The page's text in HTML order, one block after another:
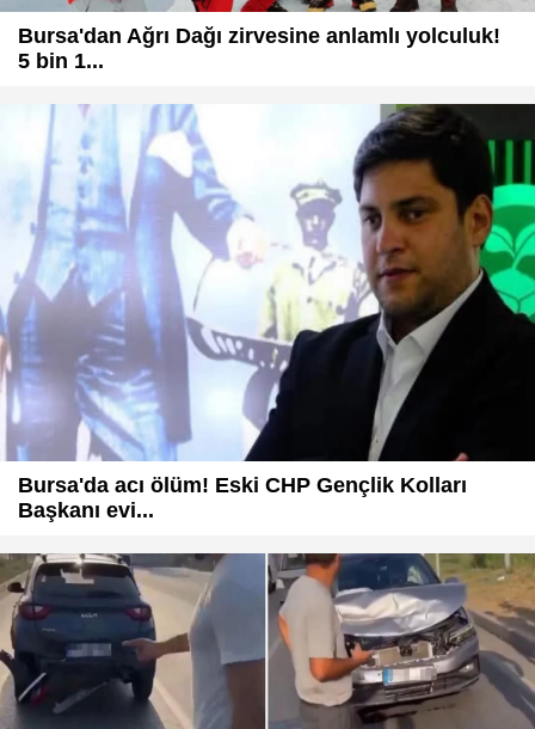
Bursa'dan Ağrı Dağı zirvesine anlamlı yolculuk!
5 bin 1...
Bursa'da acı ölüm! Eski CHP Gençlik Kolları
Başkanı evi...